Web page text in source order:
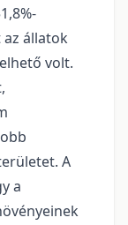
állatok
volt.
A
a